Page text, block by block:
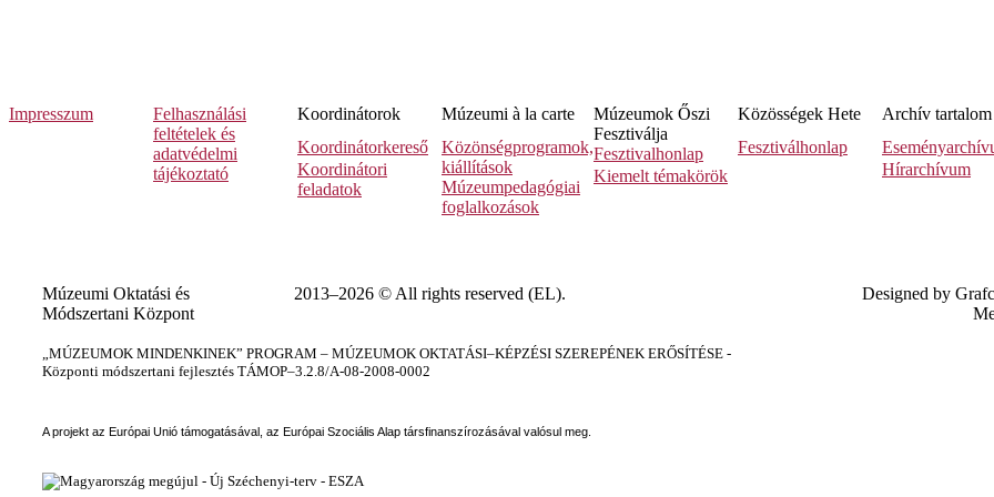
Impresszum
Felhasználási
feltételek és
adatvédelmi
tájékoztató
Koordinátorok
Koordinátorkereső
Koordinátori
feladatok
Múzeumi à la carte
Közönségprogramok,
kiállítások
Múzeumpedagógiai
foglalkozások
Múzeumok Őszi
Fesztiválja
Fesztivalhonlap
Kiemelt témakörök
Közösségek Hete
Fesztiválhonlap
Archív tartalom
Hírarchívum
Múzeumi Oktatási és
Módszertani Központ
2013–2026 © All rights reserved (EL).
Designed by
„MÚZEUMOK MINDENKINEK” PROGRAM – MÚZEUMOK OKTATÁSI–KÉPZÉSI SZEREPÉNEK ERŐSÍTÉSE -
Központi módszertani fejlesztés TÁMOP–3.2.8/A-08-2008-0002
A projekt az Európai Unió támogatásával, az Európai Szociális Alap társfinanszírozásával valósul meg.